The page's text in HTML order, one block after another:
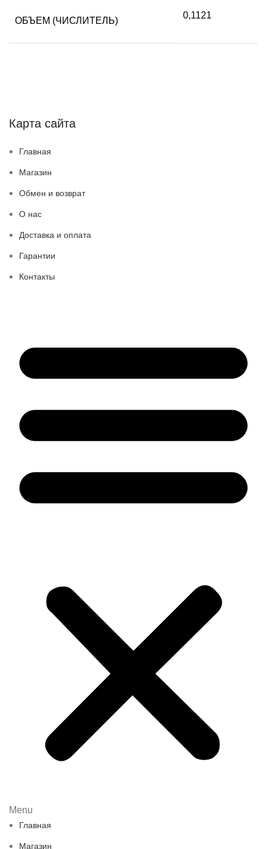
ОБЪЕМ (ЧИСЛИТЕЛЬ)
0,1121
Карта сайта
Главная
Магазин
Обмен и возврат
О нас
Доставка и оплата
Гарантии
Контакты
Menu
Главная
Магазин